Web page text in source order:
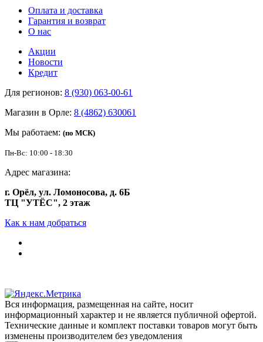
Оплата и доставка
Гарантия и возврат
О нас
Акции
Новости
Кредит
Для регионов: 8 (930) 063-00-61
Магазин в Орле: 8 (4862) 630061
Мы работаем: (по МСК)
Пн-Вс: 10:00 - 18:30
Адрес магазина:
г. Орёл, ул. Ломоносова, д. 6Б
ТЦ "УТЁС", 2 этаж
Как к нам добраться
Вся информация, размещенная на сайте, носит
информационный характер и не является публичной офертой.
Технические данные и комплект поставки товаров могут быть
изменены производителем без уведомления